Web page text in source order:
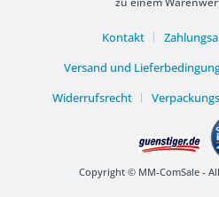
Kontakt
Versand und
Widerrufsrecht
Copyright © MM-ComSale -